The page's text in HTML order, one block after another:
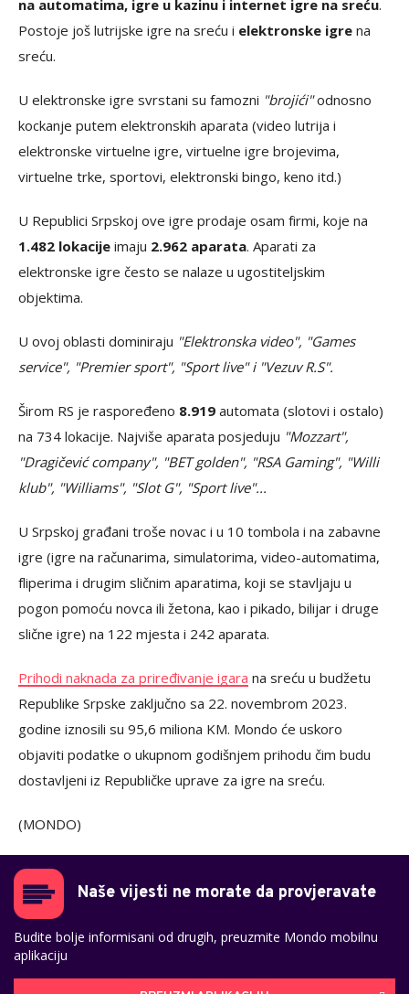
na automatima, igre u kazinu i internet igre na sreću.
Postoje još lutrijske igre na sreću i elektronske igre na
sreću.
U elektronske igre svrstani su famozni "brojići"odnosno
kockanje putem elektronskih aparata (video lutrija i
elektronske virtuelne igre, virtuelne igre brojevima,
virtuelne trke, sportovi, elektronski bingo, keno itd.)
U Republici Srpskoj ove igre prodaje osam firmi, koje na
1.482 lokacije imaju 2.962 aparata. Aparati za
elektronske igre često se nalaze u ugostiteljskim
objektima.
U ovoj oblasti dominiraju "Elektronska video", "Games
service", "Premier sport", "Sport live" i "Vezuv R.S".
Širom RS je raspoređeno 8.919 automata (slotovi i ostalo)
na 734 lokacije. Najviše aparata posjeduju "Mozzart",
"Dragičević company", "BET golden", "RSA Gaming", "Willi
klub", "Williams", "Slot G", "Sport live"...
U Srpskoj građani troše novac i u 10 tombola i na zabavne
igre (igre na računarima, simulatorima, video-automatima,
fliperima i drugim sličnim aparatima, koji se stavljaju u
pogon pomoću novca ili žetona, kao i pikado, bilijar i druge
slične igre) na 122 mjesta i 242 aparata.
Prihodi naknada za priređivanje igara na sreću u budžetu
Republike Srpske zaključno sa 22. novembrom 2023.
godine iznosili su 95,6 miliona KM. Mondo će uskoro
objaviti podatke o ukupnom godišnjem prihodu čim budu
dostavljeni iz Republičke uprave za igre na sreću.
(MONDO)
Naše vijesti ne morate da provjeravate
Budite bolje informisani od drugih, preuzmite Mondo mobilnu
aplikaciju